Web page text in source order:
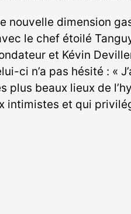
nouvelle dimension
le chef étoilé
et Kévin
ci n’a pas hésité : «
plus beaux lieux de
intimistes et qui